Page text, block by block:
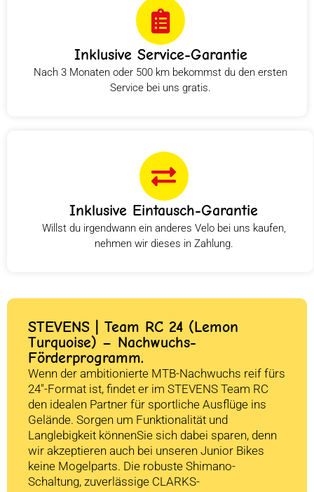
Inklusive Service-Garantie
Nach 3 Monaten oder 500 km bekommst du den ersten
Service bei uns gratis.
Inklusive Eintausch-Garantie
Willst du irgendwann ein anderes Velo bei uns kaufen,
nehmen wir dieses in Zahlung.
STEVENS | Team RC 24 (Lemon
Turquoise) – Nachwuchs-
Förderprogramm.
Wenn der ambitionierte MTB-Nachwuchs reif fürs
24″-Format ist, findet er im STEVENS Team RC
den idealen Partner für sportliche Ausflüge ins
Gelände. Sorgen um Funktionalität und
Langlebigkeit könnenSie sich dabei sparen, denn
wir akzeptieren auch bei unseren Junior Bikes
keine Mogelparts. Die robuste Shimano-
Schaltung, zuverlässige CLARKS-